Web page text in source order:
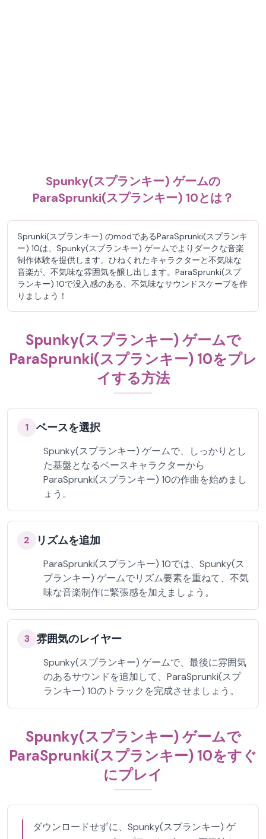
Spunky(スプランキー) ゲームの
ParaSprunki(スプランキー) 10とは？
Sprunki(スプランキー) のmodであるParaSprunki(スプランキ
ー) 10は、Spunky(スプランキー) ゲームでよりダークな音楽
制作体験を提供します。ひねくれたキャラクターと不気味な
音楽が、不気味な雰囲気を醸し出します。ParaSprunki(スプ
ランキー) 10で没入感のある、不気味なサウンドスケープを作
りましょう！
Spunky(スプランキー) ゲームで
ParaSprunki(スプランキー) 10をプレ
イする方法
1 ベースを選択
Spunky(スプランキー) ゲームで、しっかりとし
た基盤となるベースキャラクターから
ParaSprunki(スプランキー) 10の作曲を始めまし
ょう。
2 リズムを追加
ParaSprunki(スプランキー) 10では、Spunky(ス
プランキー) ゲームでリズム要素を重ねて、不気
味な音楽制作に緊張感を加えましょう。
3 雰囲気のレイヤー
Spunky(スプランキー) ゲームで、最後に雰囲気
のあるサウンドを追加して、ParaSprunki(スプ
ランキー) 10のトラックを完成させましょう。
Spunky(スプランキー) ゲームで
ParaSprunki(スプランキー) 10をすぐ
にプレイ
ダウンロードせずに、Spunky(スプランキー) ゲ